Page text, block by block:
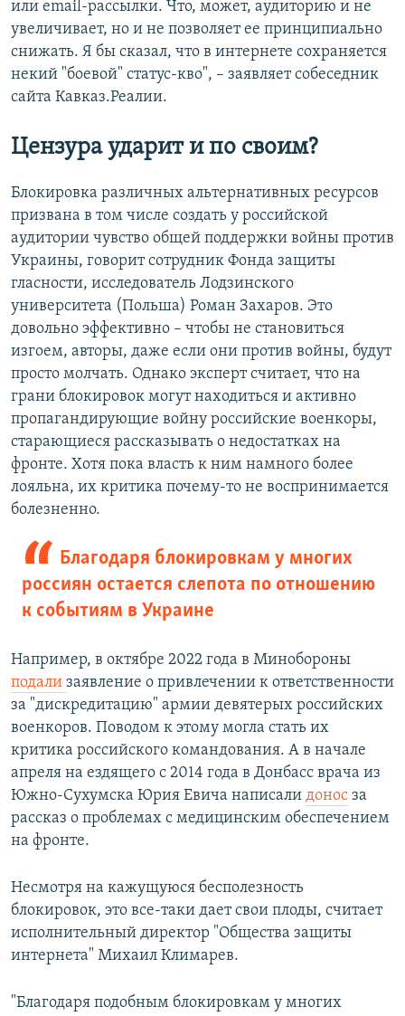
или email-рассылки. Что, может, аудиторию и не
увеличивает, но и не позволяет ее принципиально
снижать. Я бы сказал, что в интернете сохраняется
некий "боевой" статус-кво", – заявляет собеседник
сайта Кавказ.Реалии.
Цензура ударит и по своим?
Блокировка различных альтернативных ресурсов
призвана в том числе создать у российской
аудитории чувство общей поддержки войны против
Украины, говорит сотрудник Фонда защиты
гласности, исследователь Лодзинского
университета (Польша) Роман Захаров. Это
довольно эффективно – чтобы не становиться
изгоем, авторы, даже если они против войны, будут
просто молчать. Однако эксперт считает, что на
грани блокировок могут находиться и активно
пропагандирующие войну российские военкоры,
старающиеся рассказывать о недостатках на
фронте. Хотя пока власть к ним намного более
лояльна, их критика почему-то не воспринимается
болезненно.
Благодаря блокировкам у многих
россиян остается слепота по отношению
к событиям в Украине
Например, в октябре 2022 года в Минобороны
подали заявление о привлечении к ответственности
за "дискредитацию" армии девятерых российских
военкоров. Поводом к этому могла стать их
критика российского командования. А в начале
апреля на ездящего с 2014 года в Донбасс врача из
Южно-Сухумска Юрия Евича написали донос за
рассказ о проблемах с медицинским обеспечением
на фронте.
Несмотря на кажущуюся бесполезность
блокировок, это все-таки дает свои плоды, считает
исполнительный директор "Общества защиты
интернета" Михаил Климарев.
"Благодаря подобным блокировкам у многих